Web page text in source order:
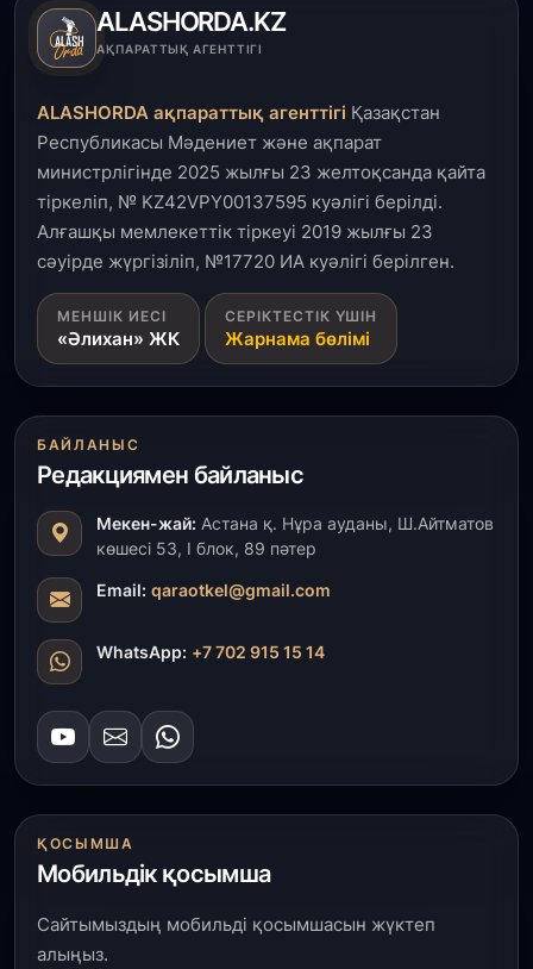
1 тамыз, 2026
31 шілде, 2026
Ақмола облысындағы кездесуде кәсіпкерлер мен
ұстаздар «Әділет» партиясына өз ұсыныстарын
айтты
31 шілде, 2026
ҚР Президенті Орталық Азия елдеріне
ұзақмерзімді ынтымақтастық жоспарын әзірлеуді
ұсынды
«Ауыл аманаты»: Түркістанда 30,2 млрд теңгеге
4 223 жоба қаржыландырылды
31 шілде, 2026
толық ауыз сумен қамтылды
30 шілде, 2026
Түркістанда «Арыс-2» және Темір ауылының
30 шілде, 2026
Қордайлық қыз-келіншектер ұлттық нақыштағы
креативті бұйымдар шығаруда
29 шілде, 2026
акциясы өтті
ALASHORDA.KZ
АҚПАРАТТЫҚ АГЕНТТІГІ
ALASHORDA ақпараттық агенттігі Қазақстан
Республикасы Мәдениет және ақпарат
министрлігінде 2025 жылғы 23 желтоқсанда қайта
тіркеліп, № KZ42VPY00137595 куәлігі берілді.
Алғашқы мемлекеттік тіркеуі 2019 жылғы 23
сәуірде жүргізіліп, №17720 ИА куәлігі берілген.
МЕНШІК ИЕСІ
«Әлихан» ЖК
СЕРІКТЕСТІК ҮШІН
Жарнама бөлімі
БАЙЛАНЫС
Редакциямен байланыс
Мекен-жай: Астана қ. Нұра ауданы, Ш.Айтматов
көшесі 53, І блок, 89 пәтер
Email: qaraotkel@gmail.com
WhatsApp: +7 702 915 15 14
ҚОСЫМША
Мобильдік қосымша
Сайтымыздың мобильді қосымшасын жүктеп
алыңыз.